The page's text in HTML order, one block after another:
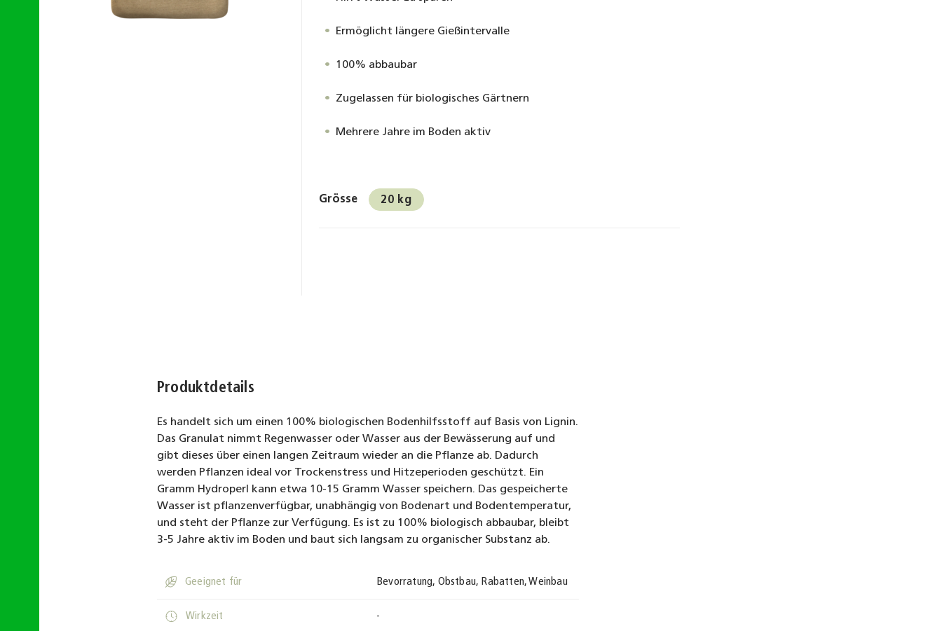
Ermöglicht längere Gießintervalle
100% abbaubar
Zugelassen für biologisches Gärtnern
Mehrere Jahre im Boden aktiv
Grösse 20 kg
Produktdetails
Es handelt sich um einen 100% biologischen Bodenhilfsstoff auf Basis von Lignin.
Das Granulat nimmt Regenwasser oder Wasser aus der Bewässerung auf und
gibt dieses über einen langen Zeitraum wieder an die Pflanze ab. Dadurch
werden Pflanzen ideal vor Trockenstress und Hitzeperioden geschützt. Ein
Gramm Hydroperl kann etwa 10-15 Gramm Wasser speichern. Das gespeicherte
Wasser ist pflanzenverfügbar, unabhängig von Bodenart und Bodentemperatur,
und steht der Pflanze zur Verfügung. Es ist zu 100% biologisch abbaubar, bleibt
3-5 Jahre aktiv im Boden und baut sich langsam zu organischer Substanz ab.
suitable Geeignet für Bevorratung, Obstbau, Rabatten, Weinbau
active_time Wirkzeit -